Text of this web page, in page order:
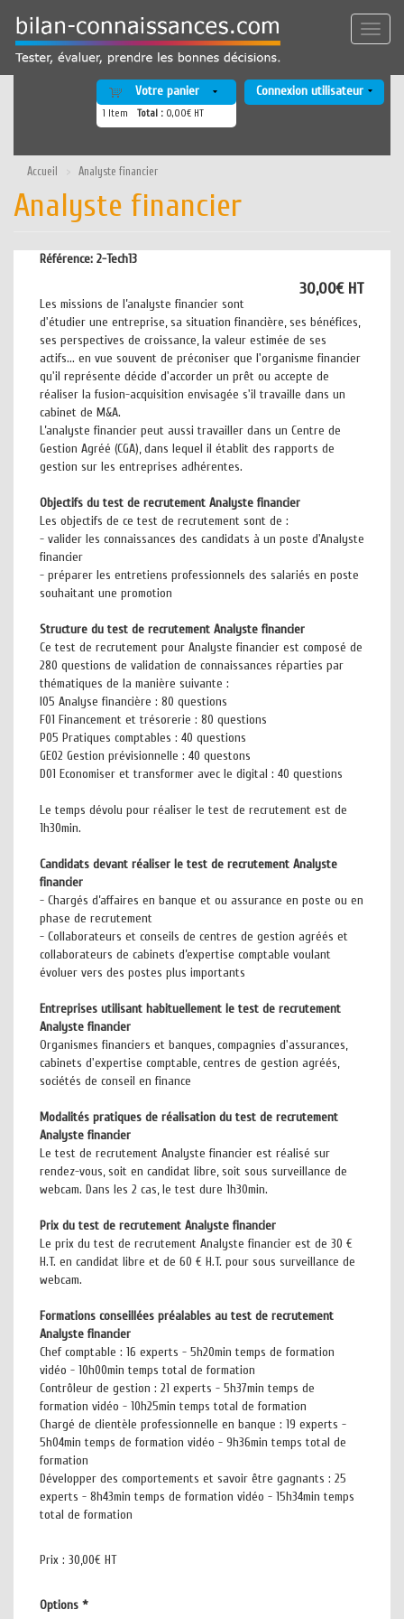
contenu
principal
Toggle
Votre panier
1 Item Total : 0,00€ HT
Connexion utilisateur
Accueil Analyste financier
Analyste financier
Référence: 2-Tech13
30,00€ HT
Les missions de l’analyste financier sont
d'étudier une entreprise, sa situation financière, ses bénéfices,
ses perspectives de croissance, la valeur estimée de ses
actifs... en vue souvent de préconiser que l'organisme financier
qu'il représente décide d'accorder un prêt ou accepte de
réaliser la fusion-acquisition envisagée s'il travaille dans un
cabinet de M&A.
L’analyste financier peut aussi travailler dans un Centre de
Gestion Agréé (CGA), dans lequel il établit des rapports de
gestion sur les entreprises adhérentes.
Objectifs du test de recrutement Analyste financier
Les objectifs de ce test de recrutement sont de :
- valider les connaissances des candidats à un poste d'Analyste
financier
- préparer les entretiens professionnels des salariés en poste
souhaitant une promotion
Structure du test de recrutement Analyste financier
Ce test de recrutement pour Analyste financier est composé de
280 questions de validation de connaissances réparties par
thématiques de la manière suivante :
I05 Analyse financière : 80 questions
F01 Financement et trésorerie : 80 questions
P05 Pratiques comptables : 40 questions
GE02 Gestion prévisionnelle : 40 questons
D01 Economiser et transformer avec le digital : 40 questions
Le temps dévolu pour réaliser le test de recrutement est de
1h30min.
Candidats devant réaliser le test de recrutement Analyste
financier
- Chargés d’affaires en banque et ou assurance en poste ou en
phase de recrutement
- Collaborateurs et conseils de centres de gestion agréés et
collaborateurs de cabinets d’expertise comptable voulant
évoluer vers des postes plus importants
Entreprises utilisant habituellement le test de recrutement
Analyste financier
Organismes financiers et banques, compagnies d'assurances,
cabinets d'expertise comptable, centres de gestion agréés,
sociétés de conseil en finance
Modalités pratiques de réalisation du test de recrutement
Analyste financier
Le test de recrutement Analyste financier est réalisé sur
rendez-vous, soit en candidat libre, soit sous surveillance de
webcam. Dans les 2 cas, le test dure 1h30min.
Prix du test de recrutement Analyste financier
Le prix du test de recrutement Analyste financier est de 30 €
H.T. en candidat libre et de 60 € H.T. pour sous surveillance de
webcam.
Formations conseillées préalables au test de recrutement
Analyste financier
Chef comptable : 16 experts - 5h20min temps de formation
vidéo - 10h00min temps total de formation
Contrôleur de gestion : 21 experts - 5h37min temps de
formation vidéo - 10h25min temps total de formation
Chargé de clientèle professionnelle en banque : 19 experts -
5h04min temps de formation vidéo - 9h36min temps total de
formation
Développer des comportements et savoir être gagnants : 25
experts - 8h43min temps de formation vidéo - 15h34min temps
total de formation
Prix : 30,00€ HT
Options *